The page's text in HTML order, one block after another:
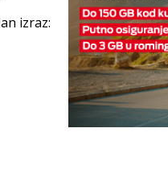
izraz: